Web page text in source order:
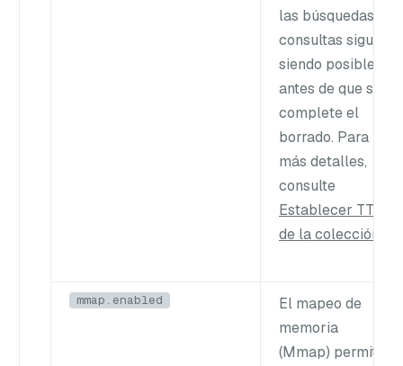
las búsquedas y
consultas siguen
siendo posibles
antes de que se
complete el
borrado. Para
más detalles,
consulte
Establecer TTL
de la colección
mmap.enabled
El mapeo de
memoria
(Mmap) permite